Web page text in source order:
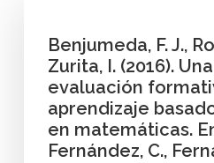
Benjumeda, F. J.,
Zurita, I. (2016).
evaluación
aprendizaje
en matemáticas.
Fernández, C.,